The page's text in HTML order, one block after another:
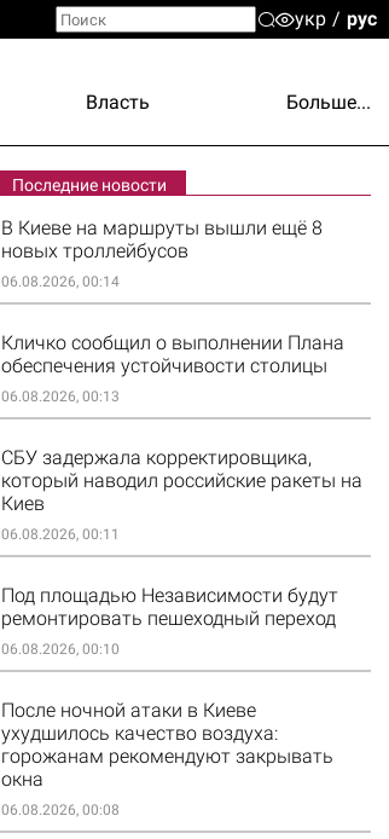
укр рус
Власть Больше...
Последние новости
В Киеве на маршруты вышли ещё 8
новых троллейбусов
06.08.2026, 00:14
Кличко сообщил о выполнении Плана
обеспечения устойчивости столицы
06.08.2026, 00:13
СБУ задержала корректировщика,
который наводил российские ракеты на
Киев
06.08.2026, 00:11
Под площадью Независимости будут
ремонтировать пешеходный переход
06.08.2026, 00:10
После ночной атаки в Киеве
ухудшилось качество воздуха:
горожанам рекомендуют закрывать
окна
06.08.2026, 00:08